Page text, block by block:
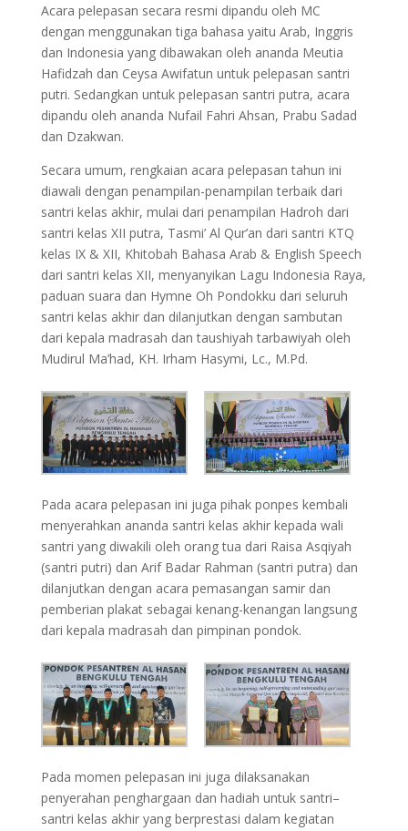
Acara pelepasan secara resmi dipandu oleh MC
dengan menggunakan tiga bahasa yaitu Arab, Inggris
dan Indonesia yang dibawakan oleh ananda Meutia
Hafidzah dan Ceysa Awifatun untuk pelepasan santri
putri. Sedangkan untuk pelepasan santri putra, acara
dipandu oleh ananda Nufail Fahri Ahsan, Prabu Sadad
dan Dzakwan.
Secara umum, rengkaian acara pelepasan tahun ini
diawali dengan penampilan-penampilan terbaik dari
santri kelas akhir, mulai dari penampilan Hadroh dari
santri kelas XII putra, Tasmi’ Al Qur’an dari santri KTQ
kelas IX & XII, Khitobah Bahasa Arab & English Speech
dari santri kelas XII, menyanyikan Lagu Indonesia Raya,
paduan suara dan Hymne Oh Pondokku dari seluruh
santri kelas akhir dan dilanjutkan dengan sambutan
dari kepala madrasah dan taushiyah tarbawiyah oleh
Mudirul Ma’had, KH. Irham Hasymi, Lc., M.Pd.
Pada acara pelepasan ini juga pihak ponpes kembali
menyerahkan ananda santri kelas akhir kepada wali
santri yang diwakili oleh orang tua dari Raisa Asqiyah
(santri putri) dan Arif Badar Rahman (santri putra) dan
dilanjutkan dengan acara pemasangan samir dan
pemberian plakat sebagai kenang-kenangan langsung
dari kepala madrasah dan pimpinan pondok.
Pada momen pelepasan ini juga dilaksanakan
penyerahan penghargaan dan hadiah untuk santri–
santri kelas akhir yang berprestasi dalam kegiatan